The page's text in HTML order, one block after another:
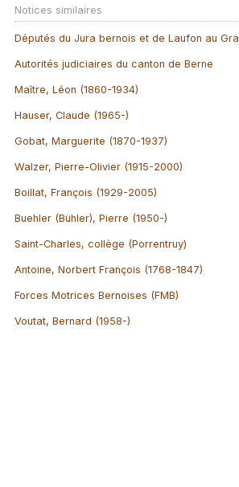
Notices similaires
Députés du Jura bernois et de Laufon au
Autorités judiciaires du canton de Berne
Maître, Léon (1860-1934)
Hauser, Claude (1965-)
Gobat, Marguerite (1870-1937)
Walzer, Pierre-Olivier (1915-2000)
Boillat, François (1929-2005)
Buehler (Bühler), Pierre (1950-)
Saint-Charles, collège (Porrentruy)
Antoine, Norbert François (1768-1847)
Forces Motrices Bernoises (FMB)
Voutat, Bernard (1958-)